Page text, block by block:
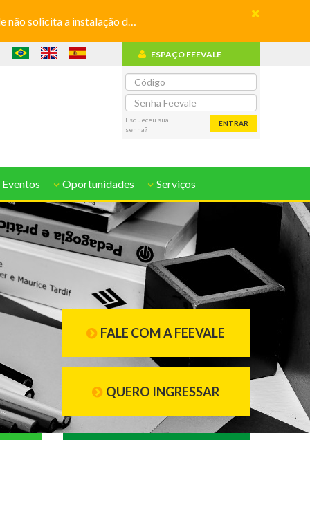
a instalação de aplicativos
ESPAÇO FEEVALE
Esqueceu sua
senha?
ENTRAR
Oportunidades Serviços
FALE COM A FEEVALE
QUERO INGRESSAR